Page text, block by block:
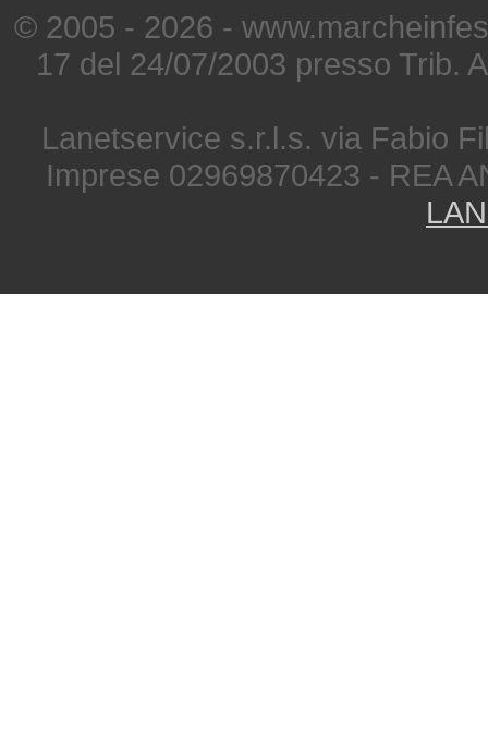
© 2005 - 2026 -
17 del 24/07/2003 presso Trib.
Lanetservice s.r.l.s. via Fabio
Imprese 02969870423 - REA